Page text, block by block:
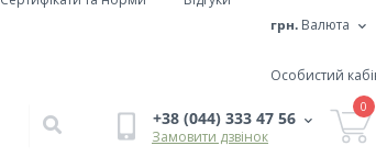
грн. Валюта
Особистий
+38 (044) 333 47 56
Замовити дзвінок
0